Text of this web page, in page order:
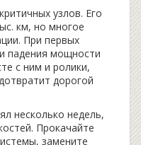
узлов. Его
км, но многое
При первых
падения мощности
с ним и ролики,
дорогой
несколько недель,
Прокачайте
замените